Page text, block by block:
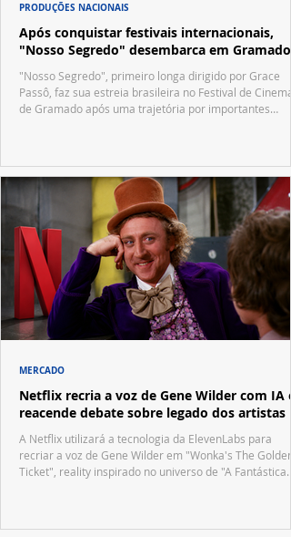
Após conquistar festivais internacionais,
"Nosso Segredo" desembarca em Gramado
"Nosso Segredo", primeiro longa dirigido por Grace
Passô, faz sua estreia brasileira no Festival de Cinema
de Gramado após uma trajetória por importantes
PRODUÇÕES NACIONAIS
Netflix recria a voz de Gene Wilder com IA e
reacende debate sobre legado dos artistas
A Netflix utilizará a tecnologia da ElevenLabs para
recriar a voz de Gene Wilder em "Wonka's The Golden
Ticket", reality inspirado no universo de "A Fantástica
MERCADO